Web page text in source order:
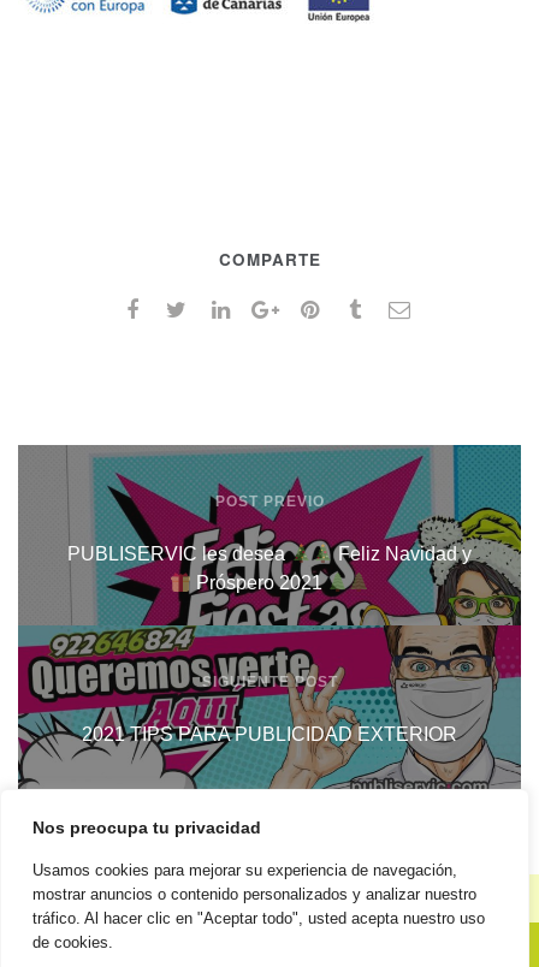
Nos preocupa tu privacidad
Usamos cookies para mejorar su experiencia de navegación,
mostrar anuncios o contenido personalizados y analizar nuestro
tráfico. Al hacer clic en "Aceptar todo", usted acepta nuestro uso
de cookies.
COMPARTE
POST PREVIO
PUBLISERVIC les desea
Feliz Navidad y
Próspero 2021
SIGUIENTE POST
2021 TIPS PARA PUBLICIDAD EXTERIOR
Reglamento general de protección de datos|Política de
calidad
Código ético Elementos corporativos
Política de